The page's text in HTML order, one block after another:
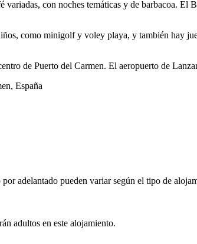
con noches temáticas y de barbacoa.
como minigolf y voley playa, y también hay
de Puerto del Carmen. El aeropuerto de
España
adelantado pueden variar según el tipo de
adultos en este alojamiento.